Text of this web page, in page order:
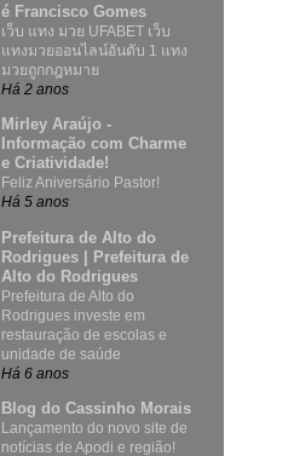
é Francisco Gomes
เว็บ แทง มวย UFABET เว็บ
แทงมวยออนไลน์อันดับ 1 แทง
มวยถูกกฎหมาย
Há 2 anos
Mirley Araújo -
Informação com Charme
e Criatividade!
Feliz Aniversário Pastor!
Há 5 anos
Prefeitura de Alto do
Rodrigues | Prefeitura de
Alto do Rodrigues
Prefeitura de Alto do
Rodrigues investe em
restauração de escolas e
unidade de saúde
Há 6 anos
Blog do Cassinho Morais
Lançamento do novo site de
notícias de Apodi e região!